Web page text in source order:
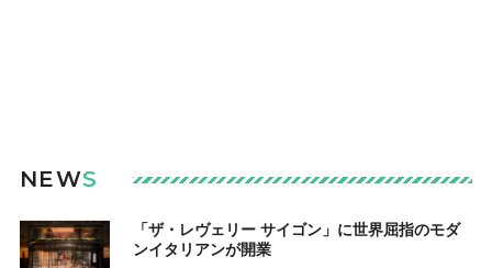
NEWS
「ザ・レヴェリー サイゴン」に世界屈指のモダ
ンイタリアンが開業